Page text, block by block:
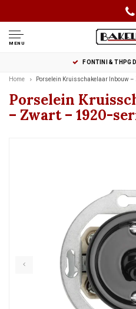
MENU
FONTINI & THPG
Home Porselein Kruisschakelaar Inbouw
Porselein
– Zwart – 1920-